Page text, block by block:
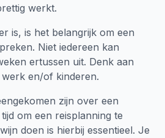
werkt.
is, is het belangrijk om een
Niet iedereen kan
ertussen uit. Denk aan
en/of kinderen.
zijn over een
om een reisplanning te
doen is hierbij essentieel. Je